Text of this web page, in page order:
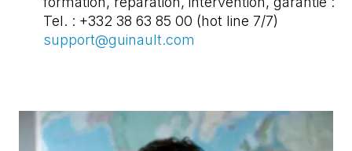
Tel. : +332 38 63 85 00 (hot line 7/7)
support@guinault.com